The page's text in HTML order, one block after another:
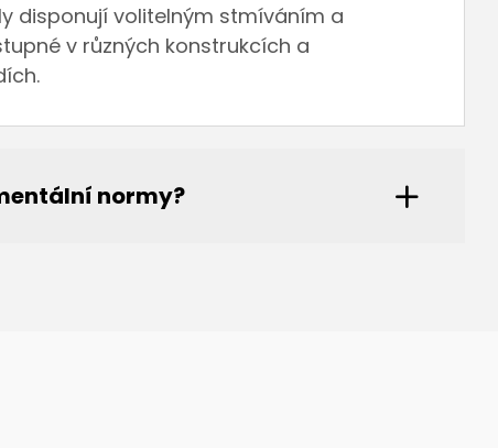
disponují volitelným stmíváním a
v různých konstrukcích a
normy?